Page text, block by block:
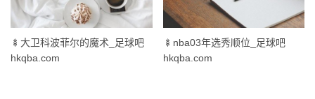
🍢大卫科波菲尔的魔术_足球吧
hkqba.com
🍢nba03年选秀顺位_足球吧
hkqba.com